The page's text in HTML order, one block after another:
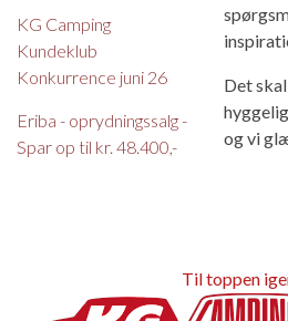
KG Camping
Kundeklub
Konkurrence juni 26
Eriba - oprydningssalg -
Spar op til kr. 48.400,-
Det
og vi
Til toppen